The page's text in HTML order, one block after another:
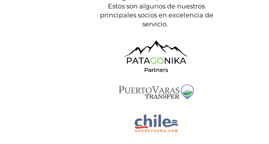
Estos son algunos de nuestros
principales socios en excelencia de
servicio.